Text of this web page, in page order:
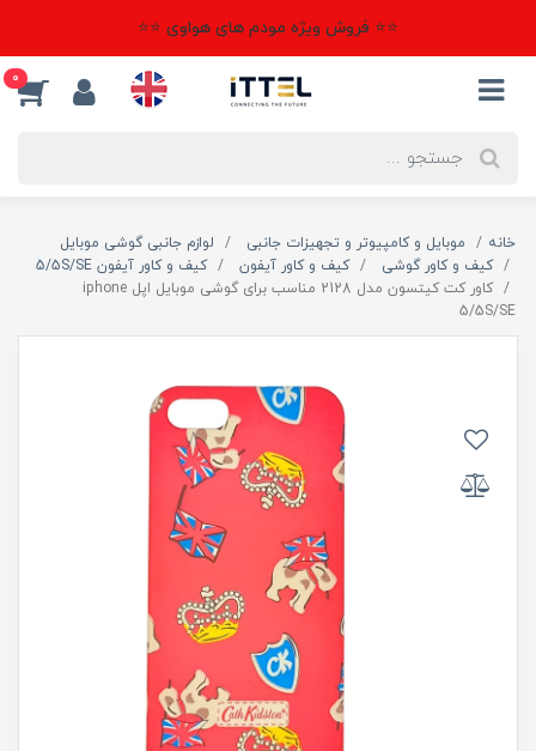
⭐⭐ فروش ویژه مودم های هواوی ⭐⭐
0
خانه موبایل و کامپیوتر و تجهیزات جانبی
لوازم جانبی گوشی موبایل
کیف و کاور گوشی
کیف و کاور آیفون
کیف و کاور آیفون 5/5S/SE
کاور کت کیتسون مدل 2128 مناسب برای گوشی موبایل اپل iphone
5/5S/SE